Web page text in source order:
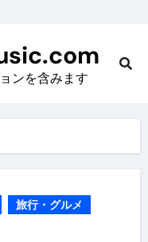
ンを含みます
旅行・グルメ